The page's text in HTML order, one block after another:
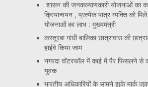
शासन की जनकल्याणकारी योजनाओं का
क्रियान्वयन , प्रत्येक पात्र व्यक्ति को
योजनाओं का लाभ : मुख्यमंत्री
कस्तूरबा गांधी बालिका छात्रावास की
हाईवे किया जाम
नगरदा वॉटरफॉल में काई में पैर फिसलने से
युवक
भारतीय अधिकारियों के सामने झुके मार्क